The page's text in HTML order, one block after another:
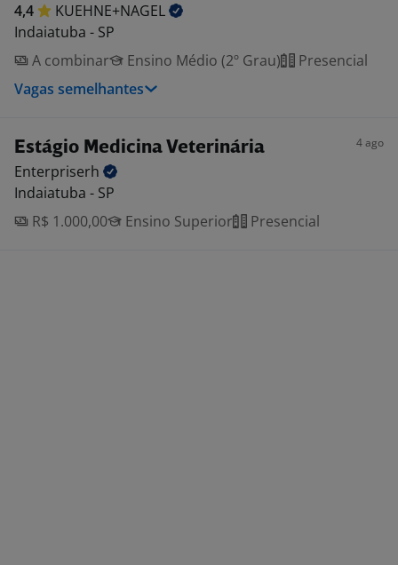
4,4
KUEHNE+NAGEL
Indaiatuba - SP
A combinar
Ensino Médio (2º Grau)
Presencial
Vagas semelhantes
Estágio Medicina Veterinária 4 ago
Enterpriserh
Indaiatuba - SP
R$ 1.000,00
Ensino Superior Presencial